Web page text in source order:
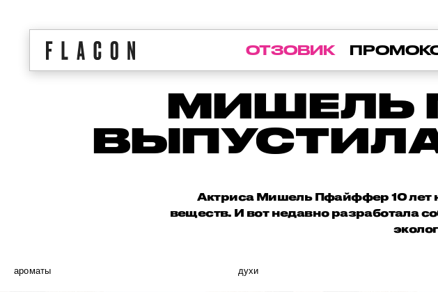
ОТЗОВИК
МИШЕЛЬ
Актриса Мишель Пфайффер 10 лет
веществ. И вот недавно разработала
ароматы духи